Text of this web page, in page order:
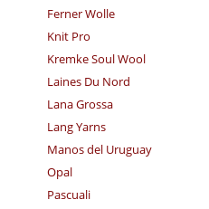
Ferner Wolle
Knit Pro
Kremke Soul Wool
Laines Du Nord
Lana Grossa
Lang Yarns
Manos del Uruguay
Opal
Pascuali